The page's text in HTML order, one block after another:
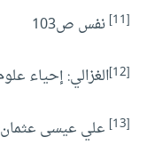
[11] نفس ص103
[12] الغزالي: إحياء علوم
[13] علي عيسى عثمان: